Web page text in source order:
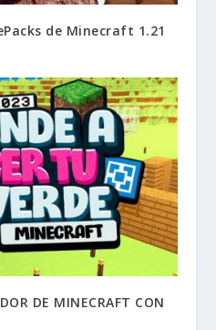
de Minecraft 1.21
DE MINECRAFT CON